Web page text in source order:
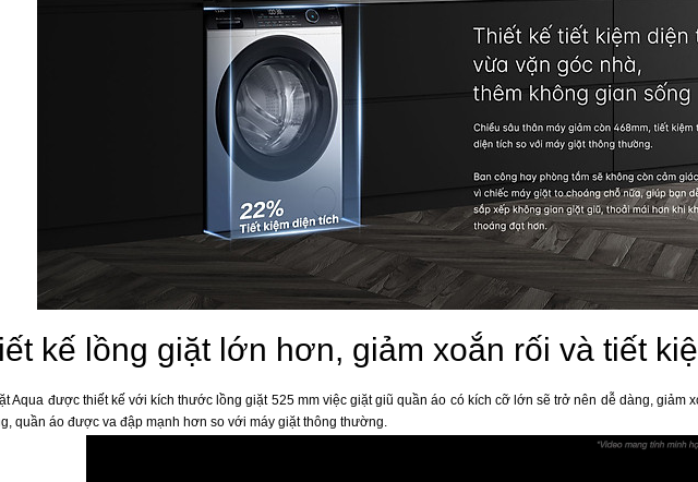
kế lồng giặt lớn hơn, giảm xoắn rối và tiết
Aqua được thiết kế với kích thước lồng giặt 525 mm việc giặt giũ quần áo có kích cỡ lớn sẽ trở nên dễ dàng, giảm
quần áo được va đập mạnh hơn so với máy giặt thông thường.